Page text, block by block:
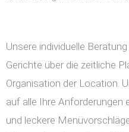
Unsere individuelle
Gerichte über die zeitliche
Organisation der Location.
auf alle Ihre Anforderungen
und leckere